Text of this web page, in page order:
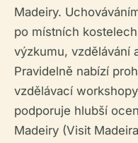
Madeiry.
po místních
výzkumu, vzdělávání
Pravidelně nabízí
vzdělávací
podporuje hlubší
Madeiry (Visit